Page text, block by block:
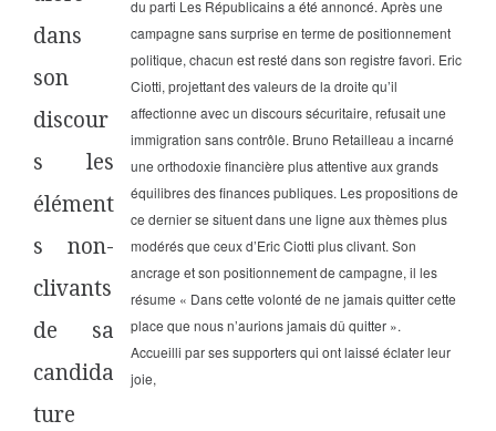
du parti Les Républicains a été annoncé. Après une
campagne sans surprise en terme de positionnement
politique, chacun est resté dans son registre favori. Eric
Ciotti, projettant des valeurs de la droite qu’il
affectionne avec un discours sécuritaire, refusait une
immigration sans contrôle. Bruno Retailleau a incarné
une orthodoxie financière plus attentive aux grands
équilibres des finances publiques. Les propositions de
ce dernier se situent dans une ligne aux thèmes plus
modérés que ceux d’Eric Ciotti plus clivant. Son
ancrage et son positionnement de campagne, il les
résume « Dans cette volonté de ne jamais quitter cette
place que nous n’aurions jamais dû quitter ».
Accueilli par ses supporters qui ont laissé éclater leur
joie,
dans
son
discour
s les
élément
s non-
clivants
de sa
candida
ture